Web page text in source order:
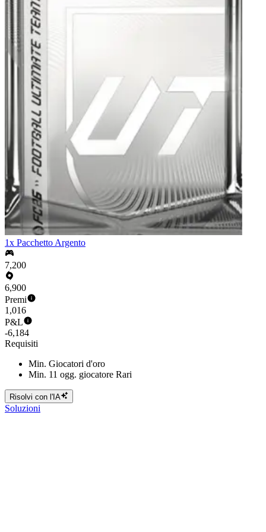
1x Pacchetto Argento
7,200
6,900
Premi
1,016
P&L
-6,184
Requisiti
Min. Giocatori d'oro
Min. 11 ogg. giocatore Rari
Risolvi con l'IA
Soluzioni